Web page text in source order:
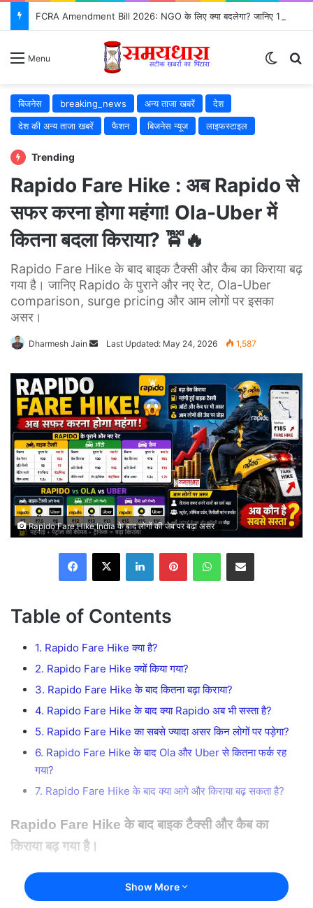
Menu
बिजनेस breaking_news अन्य ताजा खबरें
देश
देश की अन्य ताजा खबरें
फैशन बिजनेस न्यूज लाइफस्टाइल
Trending
Rapido Fare Hike : अब Rapido से
सफर करना होगा महंगा! Ola-Uber में
कितना बदला किराया? 🚖🔥
Rapido Fare Hike के बाद बाइक टैक्सी और कैब का किराया बढ़
गया है। जानिए Rapido के पुराने और नए रेट, Ola-Uber
comparison, surge pricing और आम लोगों पर इसका
असर।
Dharmesh Jain
Send
email
Last Updated: May 24, 2026 1,587
Rapido Fare Hike India के बाद लोगों की जेब पर बढ़ा असर
Facebook
X LinkedInPinterestWhatsAppShare via Email
Table of Contents
1. Rapido Fare Hike क्या है?
2. Rapido Fare Hike क्यों किया गया?
3. Rapido Fare Hike के बाद कितना बढ़ा किराया?
4. Rapido Fare Hike के बाद क्या Rapido अब भी सस्ता है?
5. Rapido Fare Hike का सबसे ज्यादा असर किन लोगों पर पड़ेगा?
6. Rapido Fare Hike के बाद Ola और Uber से कितना फर्क रह
गया?
7. Rapido Fare Hike के बाद क्या आगे और किराया बढ़ सकता है?
Rapido Fare Hike के बाद बाइक टैक्सी और कैब का
किराया बढ़ गया है।
जानिए Rapido Fare Hike के पुराने और नए रेट, Ola-
Show More